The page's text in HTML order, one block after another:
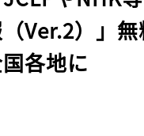
Ver.2）」
各地に